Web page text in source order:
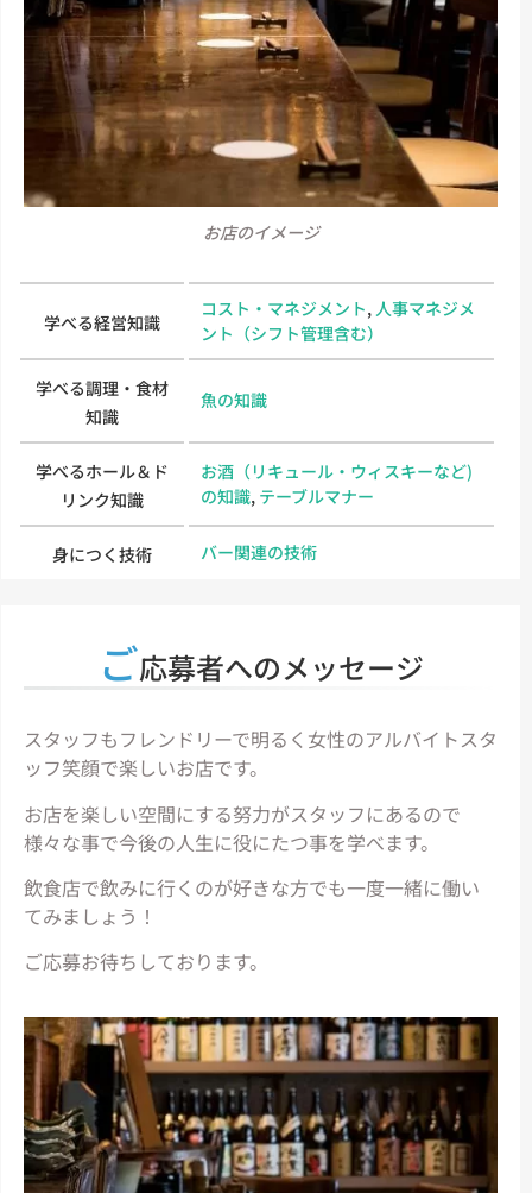
お店のイメージ
学べる経営知識
コスト・マネジメント, 人事マネジメ
ント（シフト管理含む）
学べる調理・食材
知識
魚の知識
学べるホール＆ド
リンク知識
お酒（リキュール・ウィスキーなど)
の知識, テーブルマナー
身につく技術 バー関連の技術
ご応募者へのメッセージ
スタッフもフレンドリーで明るく女性のアルバイトスタ
ッフ笑顔で楽しいお店です。
お店を楽しい空間にする努力がスタッフにあるので
様々な事で今後の人生に役にたつ事を学べます。
飲食店で飲みに行くのが好きな方でも一度一緒に働い
てみましょう！
ご応募お待ちしております。